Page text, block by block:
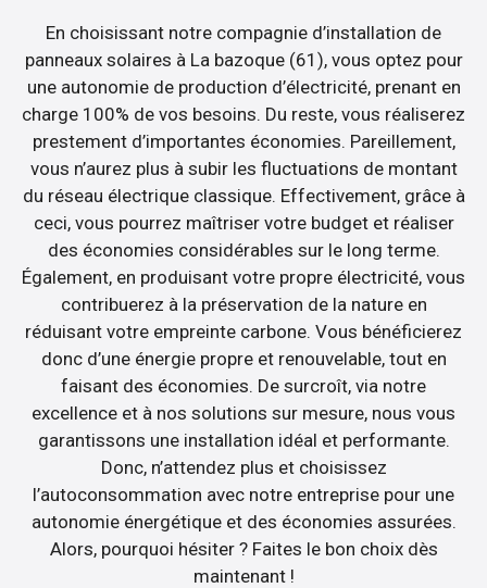
En choisissant notre compagnie d’installation de
panneaux solaires à La bazoque (61), vous optez pour
une autonomie de production d’électricité, prenant en
charge 100% de vos besoins. Du reste, vous réaliserez
prestement d’importantes économies. Pareillement,
vous n’aurez plus à subir les fluctuations de montant
du réseau électrique classique. Effectivement, grâce à
ceci, vous pourrez maîtriser votre budget et réaliser
des économies considérables sur le long terme.
Également, en produisant votre propre électricité, vous
contribuerez à la préservation de la nature en
réduisant votre empreinte carbone. Vous bénéficierez
donc d’une énergie propre et renouvelable, tout en
faisant des économies. De surcroît, via notre
excellence et à nos solutions sur mesure, nous vous
garantissons une installation idéal et performante.
Donc, n’attendez plus et choisissez
l’autoconsommation avec notre entreprise pour une
autonomie énergétique et des économies assurées.
Alors, pourquoi hésiter ? Faites le bon choix dès
maintenant !